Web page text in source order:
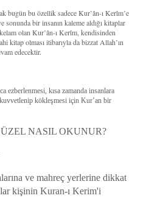
bugün bu özellik sadece Kur’ân-ı Kerîm’e
bir insanın kaleme aldığı kitaplar
olan Kur’ân-ı Kerîm, kendisinden
kitap olması itibarıyla da bizzat Allah’ın
edecektir.
ezberlenmesi, kısa zamanda insanlara
kuvvetlenip kökleşmesi için Kur’an bir
NASIL OKUNUR?
ve mahreç yerlerine dikkat
kişinin Kuran-ı Kerim'i